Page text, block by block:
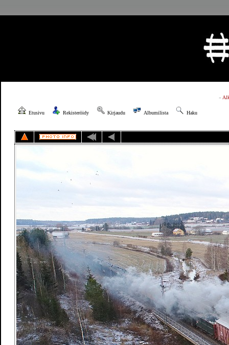
»
Etusivu Rekisteröidy Kirjaudu Albumilista Haku